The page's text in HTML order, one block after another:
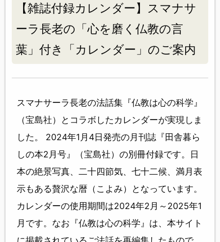
【雑誌付録カレンダー】スマナサ
ーラ長老の「心を磨く仏教の言
葉」付き「カレンダー」のご案内
スマナサーラ長老の法話集『仏教は心の科学』
（宝島社）とコラボしたカレンダーが実現しま
した。 2024年1月4日発売の月刊誌『田舎暮ら
しの本2月号』（宝島社）の別冊付録です。日
本の絶景写真、二十四節気、七十二候、満月表
示もある贅沢な暦（こよみ）となっています。
カレンダーの使用期間は2024年2月～2025年1
月です。なお『仏教は心の科学』は、本サイト